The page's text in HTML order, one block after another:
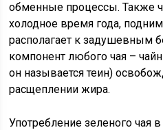
обменные процессы. Также
холодное время года,
располагает к задушевным
компонент любого чая –
он называется теин)
расщеплении жира.
Употребление зеленого чая